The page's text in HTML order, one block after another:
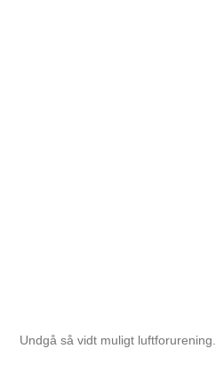
Undgå så vidt muligt luftforurening.